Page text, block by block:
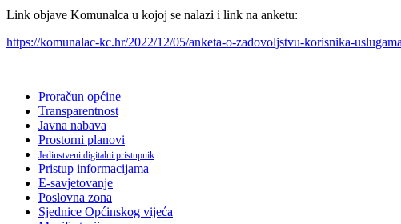
Link objave Komunalca u kojoj se nalazi i link na anketu:
https://komunalac-kc.hr/2022/12/05/anketa-o-zadovoljstvu-korisnika-
Proračun općine
Transparentnost
Javna nabava
Prostorni planovi
Jedinstveni digitalni pristupnik
Pristup informacijama
E-savjetovanje
Poslovna zona
Sjednice Općinskog vijeća